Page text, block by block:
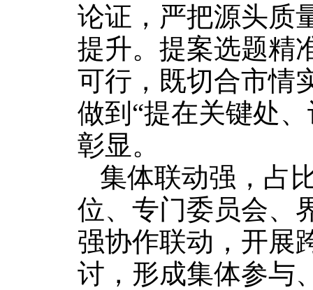
论证，严把源头质
提升。提案选题精
可行，既切合市情
做到“提在关键处
彰显。
集体联动强，占
位、专门委员会、
强协作联动，开展
讨，形成集体参与